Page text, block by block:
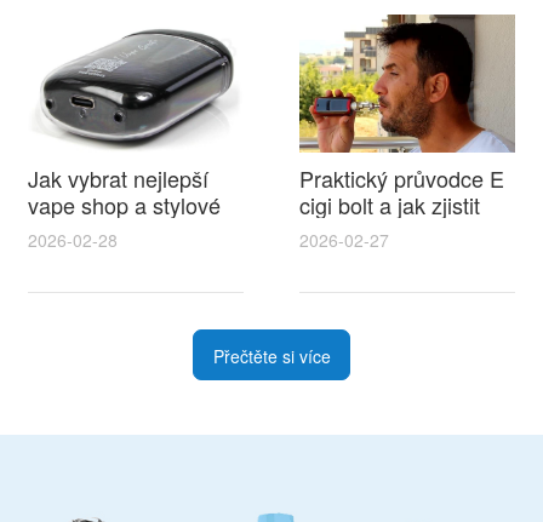
Jak vybrat nejlepší
vape shop a stylové
pouzdro na
elektronickou cigaretu
tipy, recenze a
2026-02-28
Praktický průvodce E
cigi bolt a jak zjistit
aktuální elektronická
cigareta philip morris
cena pro rozumný
2026-02-27
Přečtěte si více